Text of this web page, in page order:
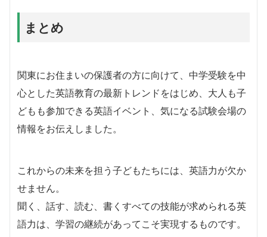
まとめ
関東にお住まいの保護者の方に向けて、中学受験を中
心とした英語教育の最新トレンドをはじめ、大人も子
どもも参加できる英語イベント、気になる試験会場の
情報をお伝えしました。
これからの未来を担う子どもたちには、英語力が欠か
せません。
聞く、話す、読む、書くすべての技能が求められる英
語力は、学習の継続があってこそ実現するものです。